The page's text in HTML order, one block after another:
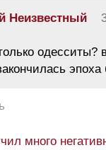
Неизвестный
одесситы?
эпоха
много